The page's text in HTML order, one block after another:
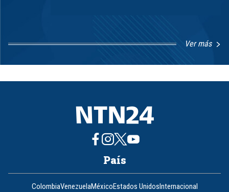
Ver más
1
8
País
ColombiaVenezuelaMéxicoEstados UnidosInternacional